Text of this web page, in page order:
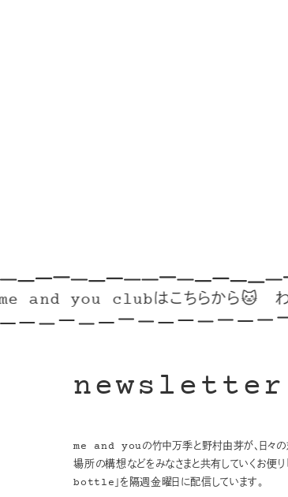
you clubはこちらから🐱 わたし
newsletter
me and youの竹中万季と野村由芽が、日々の
場所の構想などをみなさまと共有していく
bottle」を隔週金曜日に配信しています。